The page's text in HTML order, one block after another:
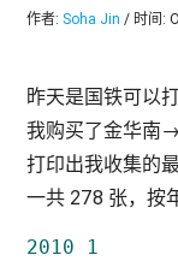
作者:Soha Jin / 时间:
昨天是国铁可以
我购买了金华南→
打印出我收集的
一共 278 张，按
2010
1